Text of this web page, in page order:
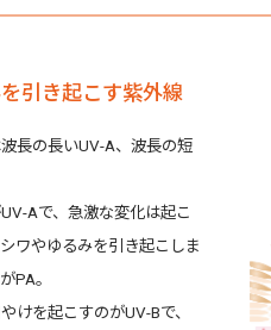
引き起こす紫外線
長の長いUV-A、波長の短
Aで、急激な変化は起こ
ワやゆるみを引き起こしま
PA。
けを起こすのがUV-Bで、